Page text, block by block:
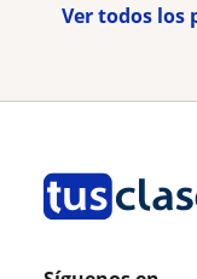
Ver todos los